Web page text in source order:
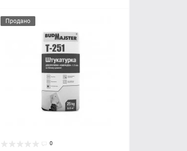
Продано
0